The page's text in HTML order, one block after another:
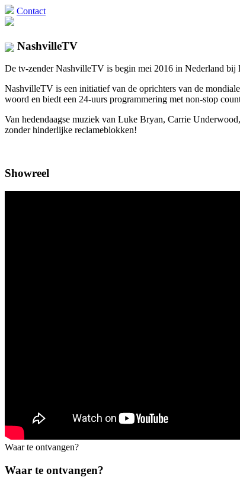
Contact
NashvilleTV
De tv-zender NashvilleTV is begin mei 2016 in Nederland bij
NashvilleTV is een initiatief van de oprichters van de
woord en biedt een 24-uurs programmering met non-stop
Van hedendaagse muziek van Luke Bryan, Carrie
zonder hinderlijke reclameblokken!
Showreel
Waar te ontvangen?
Waar te ontvangen?